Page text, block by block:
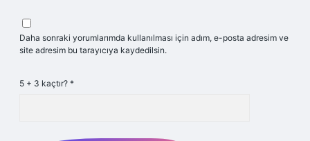
Daha sonraki yorumlarımda kullanılması için adım, e-posta adresim ve
site adresim bu tarayıcıya kaydedilsin.
5 + 3 kaçtır? *